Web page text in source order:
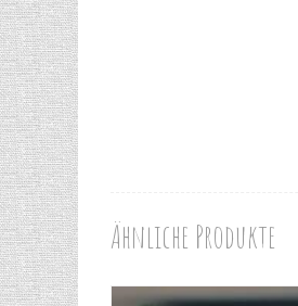
Ähnliche Produkte